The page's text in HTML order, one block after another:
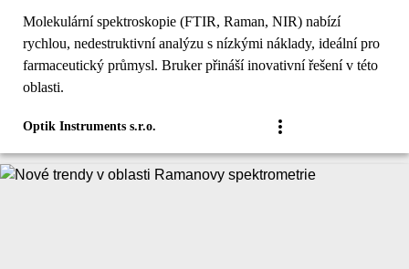
Molekulární spektroskopie (FTIR, Raman, NIR) nabízí
rychlou, nedestruktivní analýzu s nízkými náklady, ideální pro
farmaceutický průmysl. Bruker přináší inovativní řešení v této
oblasti.
Optik Instruments s.r.o.